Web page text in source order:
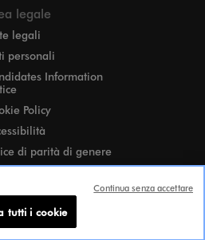
legale
legali
personali
Information
Policy
di parità di genere
cookie
le tue
tutti i cookie
Continua senza accettare